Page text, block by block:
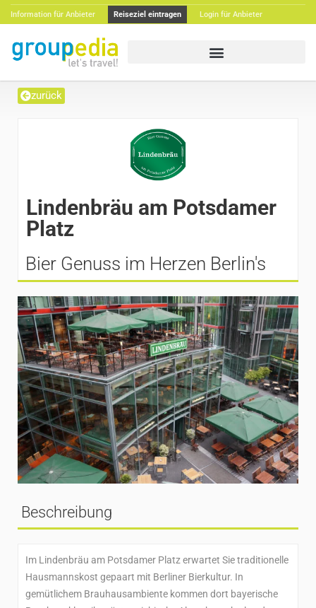
Information für Anbieter Reiseziel eintragen Login für Anbieter
zurück
Lindenbräu am Potsdamer
Platz
Bier Genuss im Herzen Berlin's
Beschreibung
Im Lindenbräu am Potsdamer Platz erwartet Sie traditionelle
Hausmannskost gepaart mit Berliner Bierkultur. In
gemütlichem Brauhausambiente kommen dort bayerische